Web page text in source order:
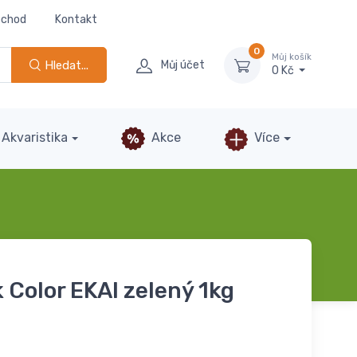
Kontakt
Hledat... Můj účet
0
Můj košík
0 Kč
Akce Více
EKAI zelený 1kg